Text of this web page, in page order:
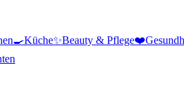
🍳Küche✨Beauty & Pflege❤️